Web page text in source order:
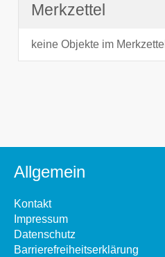
Merkzettel
keine Objekte im Merkzettel
Allgemein
Kontakt
Impressum
Datenschutz
Barrierefreiheitserklärung